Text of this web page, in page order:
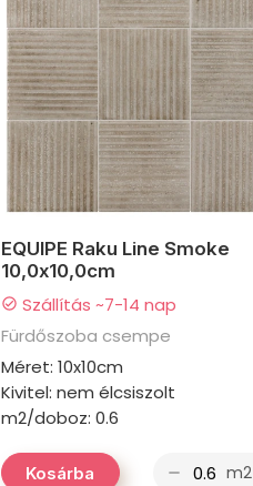
EQUIPE Raku Line Smoke
10,0x10,0cm
check_circle Szállítás ~7-14 nap
Fürdőszoba csempe
Méret: 10x10cm
Kivitel: nem élcsiszolt
m2/doboz: 0.6
Kosárba remove m2